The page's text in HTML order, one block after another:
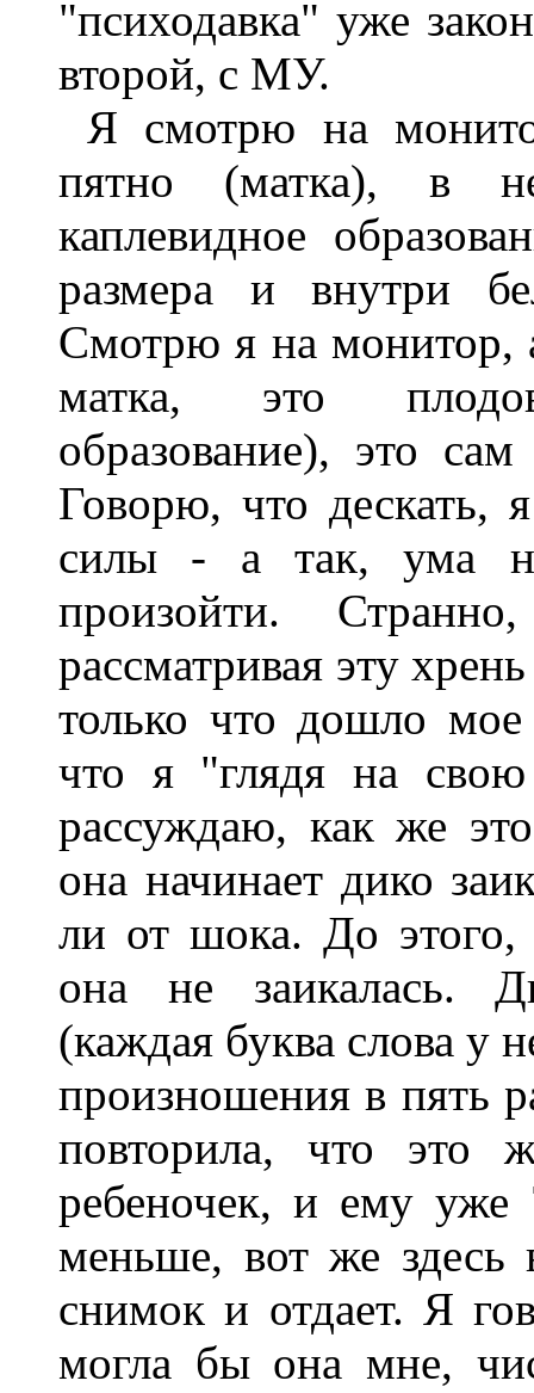
"психодавка" уже
второй, с МУ.
Я смотрю на
пятно (матка), в
каплевидное
размера и внутри
Смотрю я на монитор,
матка, это
образование), это
Говорю, что дескать,
силы - а так, ума
произойти.
рассматривая эту
только что дошло
что я "глядя на свою
рассуждаю, как же
она начинает дико
ли от шока. До этого,
она не заикалась.
(каждая буква слова у
произношения в пять
повторила, что это
ребеночек, и ему
меньше, вот же здесь
снимок и отдает. Я
могла бы она мне,